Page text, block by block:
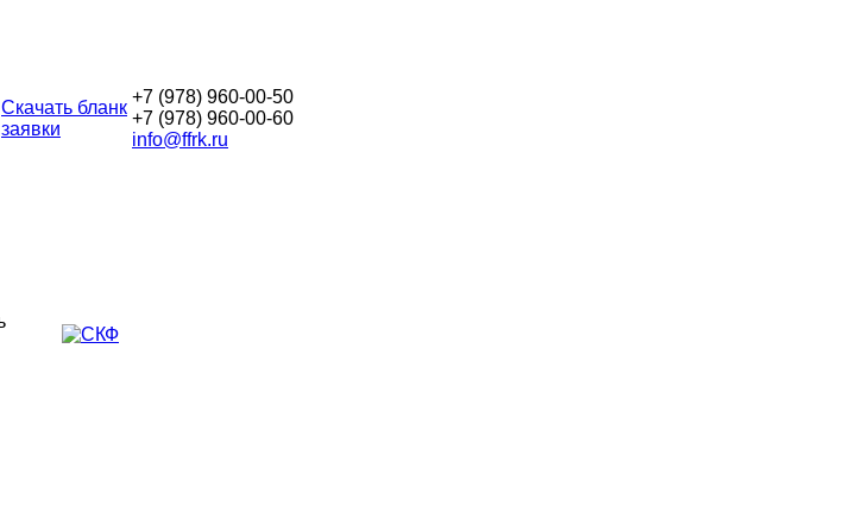
Скачать бланк
заявки
+7 (978) 960-00-50
+7 (978) 960-00-60
info@ffrk.ru